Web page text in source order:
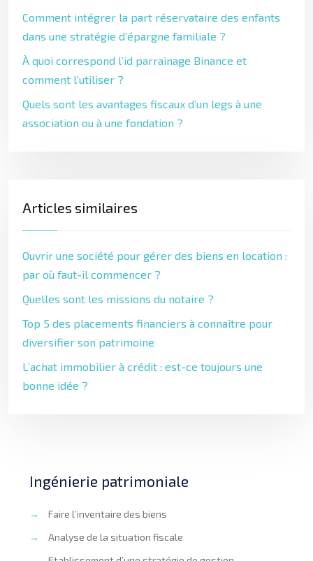
Comment intégrer la part réservataire des enfants
dans une stratégie d’épargne familiale ?
À quoi correspond l’id parrainage Binance et
comment l’utiliser ?
Quels sont les avantages fiscaux d’un legs à une
association ou à une fondation ?
Articles similaires
Ouvrir une société pour gérer des biens en location :
par où faut-il commencer ?
Quelles sont les missions du notaire ?
Top 5 des placements financiers à connaître pour
diversifier son patrimoine
L’achat immobilier à crédit : est-ce toujours une
bonne idée ?
Ingénierie patrimoniale
→
Faire l’inventaire des biens
→
Analyse de la situation fiscale